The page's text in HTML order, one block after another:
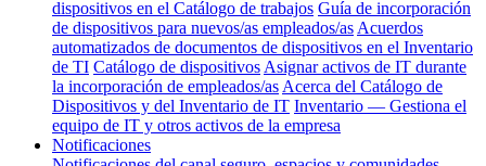
dispositivos en el Catálogo de trabajos Guía de incorporación
de dispositivos para nuevos/as empleados/as Acuerdos
automatizados de documentos de dispositivos en el Inventario
de TI Catálogo de dispositivos Asignar activos de IT durante
la incorporación de empleados/as Acerca del Catálogo de
Dispositivos y del Inventario de IT Inventario — Gestiona el
equipo de IT y otros activos de la empresa
Notificaciones